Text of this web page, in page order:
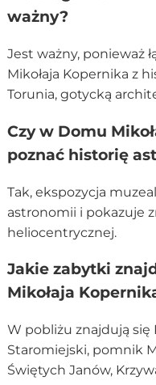
ważny?
Jest ważny, ponieważ
Mikołaja Kopernika z
Torunia, gotycką
Czy w Domu
poznać historię
Tak, ekspozycja
astronomii i pokazuje
heliocentrycznej.
Jakie zabytki
Mikołaja
W pobliżu znajdują się
Staromiejski, pomnik
Świętych Janów,